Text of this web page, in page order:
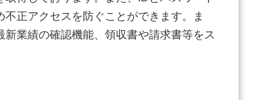
正アクセスを防ぐことができます。ま
業績の確認機能、領収書や請求書等をス